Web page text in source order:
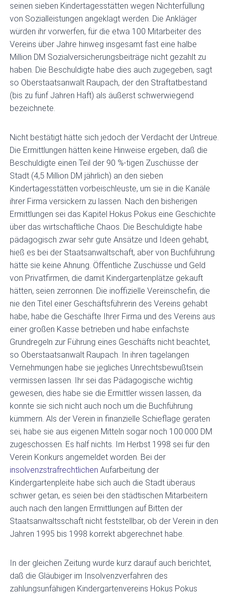
seinen sieben Kindertagesstätten wegen Nichterfüllung
von Sozialleistungen angeklagt werden. Die Ankläger
würden ihr vorwerfen, für die etwa 100 Mitarbeiter des
Vereins über Jahre hinweg insgesamt fast eine halbe
Million DM Sozialversicherungsbeiträge nicht gezahlt zu
haben. Die Beschuldigte habe dies auch zugegeben, sagt
so Oberstaatsanwalt Raupach, der den Straftatbestand
(bis zu fünf Jahren Haft) als äußerst schwerwiegend
bezeichnete.
Nicht bestätigt hätte sich jedoch der Verdacht der Untreue.
Die Ermittlungen hätten keine Hinweise ergeben, daß die
Beschuldigte einen Teil der 90 %-tigen Zuschüsse der
Stadt (4,5 Million DM jährlich) an den sieben
Kindertagesstätten vorbeischleuste, um sie in die Kanäle
ihrer Firma versickern zu lassen. Nach den bisherigen
Ermittlungen sei das Kapitel Hokus Pokus eine Geschichte
über das wirtschaftliche Chaos. Die Beschuldigte habe
pädagogisch zwar sehr gute Ansätze und Ideen gehabt,
hieß es bei der Staatsanwaltschaft, aber von Buchführung
hätte sie keine Ahnung. Öffentliche Zuschüsse und Geld
von Privatfirmen, die damit Kindergartenplätze gekauft
hätten, seien zerronnen. Die inoffizielle Vereinschefin, die
nie den Titel einer Geschäftsführerin des Vereins gehabt
habe, habe die Geschäfte Ihrer Firma und des Vereins aus
einer großen Kasse betrieben und habe einfachste
Grundregeln zur Führung eines Geschäfts nicht beachtet,
so Oberstaatsanwalt Raupach. In ihren tagelangen
Vernehmungen habe sie jegliches Unrechtsbewußtsein
vermissen lassen. Ihr sei das Pädagogische wichtig
gewesen, dies habe sie die Ermittler wissen lassen, da
konnte sie sich nicht auch noch um die Buchführung
kümmern. Als der Verein in finanzielle Schieflage geraten
sei, habe sie aus eigenen Mitteln sogar noch 100.000 DM
zugeschossen. Es half nichts. Im Herbst 1998 sei für den
Verein Konkurs angemeldet worden. Bei der
insolvenzstrafrechtlichen Aufarbeitung der
Kindergartenpleite habe sich auch die Stadt überaus
schwer getan, es seien bei den städtischen Mitarbeitern
auch nach den langen Ermittlungen auf Bitten der
Staatsanwaltsschaft nicht feststellbar, ob der Verein in den
Jahren 1995 bis 1998 korrekt abgerechnet habe.
In der gleichen Zeitung wurde kurz darauf auch berichtet,
daß die Gläubiger im Insolvenzverfahren des
zahlungsunfähigen Kindergartenvereins Hokus Pokus